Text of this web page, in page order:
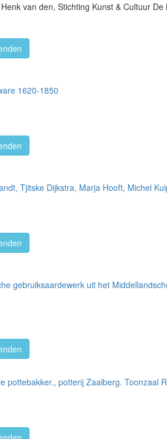
van den, Stichting Kunst & Cultuur De
1620-1850
Tjitske Dijkstra, Marja Hooft, Michel
gebruiksaardewerk uit het
pottebakker., potterij Zaalberg. Toonzaal